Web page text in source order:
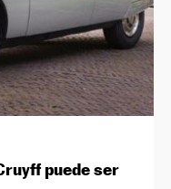
puede ser